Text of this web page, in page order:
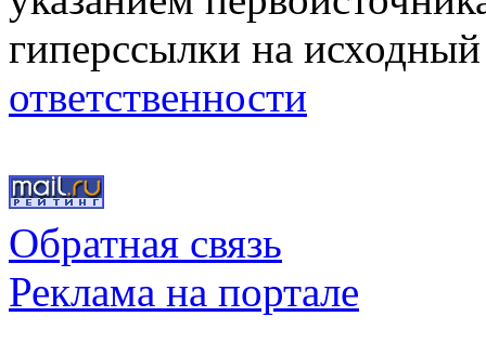
гиперссылки на
ответственности
Обратная связь
Реклама на портале